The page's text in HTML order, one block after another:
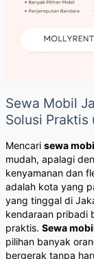
Sewa Mobil
Solusi
Mencari sewa
mudah, apalagi
kenyamanan dan
adalah kota yang
yang tinggal di
kendaraan pribadi
praktis. Sewa
pilihan banyak
bergerak tanpa